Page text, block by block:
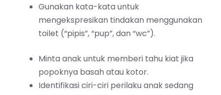
Gunakan kata-kata untuk
mengekspresikan tindakan menggunakan
toilet (“pipis”, “pup”, dan “wc”).
Minta anak untuk memberi tahu kiat jika
popoknya basah atau kotor.
Identifikasi ciri-ciri perilaku anak sedang